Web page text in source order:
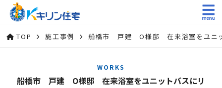
TOP 施工事例 船橋市 戸建 O様邸 在来浴室をユニ
WORKS
船橋市 戸建 O様邸 在来浴室をユニットバスにリ